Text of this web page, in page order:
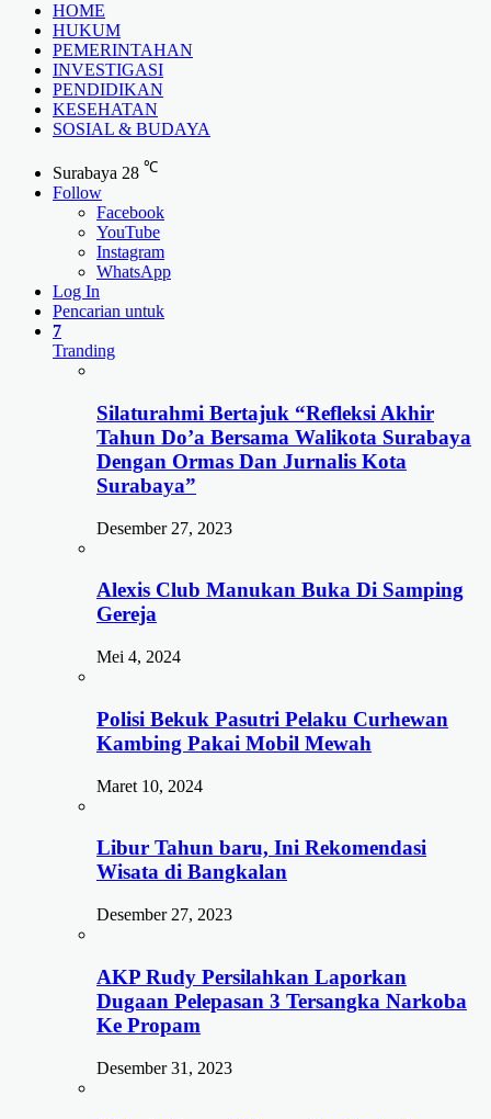
HOME
HUKUM
PEMERINTAHAN
INVESTIGASI
PENDIDIKAN
KESEHATAN
SOSIAL & BUDAYA
Surabaya 28 ℃
Follow
Facebook
YouTube
Instagram
WhatsApp
Log In
Pencarian untuk
7
Tranding
Silaturahmi Bertajuk “Refleksi Akhir
Tahun Do’a Bersama Walikota Surabaya
Dengan Ormas Dan Jurnalis Kota
Surabaya”
Desember 27, 2023
Alexis Club Manukan Buka Di Samping
Gereja
Mei 4, 2024
Polisi Bekuk Pasutri Pelaku Curhewan
Kambing Pakai Mobil Mewah
Maret 10, 2024
Libur Tahun baru, Ini Rekomendasi
Wisata di Bangkalan
Desember 27, 2023
AKP Rudy Persilahkan Laporkan
Dugaan Pelepasan 3 Tersangka Narkoba
Ke Propam
Desember 31, 2023